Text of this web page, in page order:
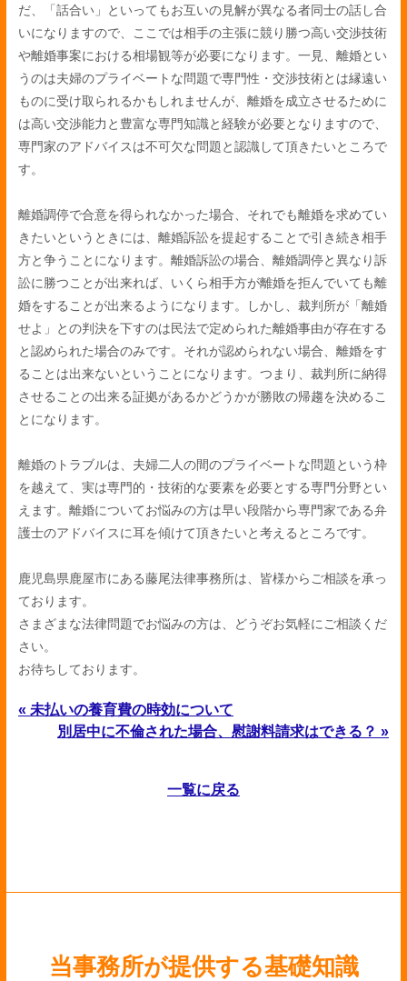
だ、「話合い」といってもお互いの見解が異なる者同士の話し合
いになりますので、ここでは相手の主張に競り勝つ高い交渉技術
や離婚事案における相場観等が必要になります。一見、離婚とい
うのは夫婦のプライベートな問題で専門性・交渉技術とは縁遠い
ものに受け取られるかもしれませんが、離婚を成立させるために
は高い交渉能力と豊富な専門知識と経験が必要となりますので、
専門家のアドバイスは不可欠な問題と認識して頂きたいところで
す。
離婚調停で合意を得られなかった場合、それでも離婚を求めてい
きたいというときには、離婚訴訟を提起することで引き続き相手
方と争うことになります。離婚訴訟の場合、離婚調停と異なり訴
訟に勝つことが出来れば、いくら相手方が離婚を拒んでいても離
婚をすることが出来るようになります。しかし、裁判所が「離婚
せよ」との判決を下すのは民法で定められた離婚事由が存在する
と認められた場合のみです。それが認められない場合、離婚をす
ることは出来ないということになります。つまり、裁判所に納得
させることの出来る証拠があるかどうかが勝敗の帰趨を決めるこ
とになります。
離婚のトラブルは、夫婦二人の間のプライベートな問題という枠
を越えて、実は専門的・技術的な要素を必要とする専門分野とい
えます。離婚についてお悩みの方は早い段階から専門家である弁
護士のアドバイスに耳を傾けて頂きたいと考えるところです。
鹿児島県鹿屋市にある藤尾法律事務所は、皆様からご相談を承っ
ております。
さまざまな法律問題でお悩みの方は、どうぞお気軽にご相談くだ
さい。
お待ちしております。
« 未払いの養育費の時効について
別居中に不倫された場合、慰謝料請求はできる？ »
一覧に戻る
当事務所が提供する基礎知識